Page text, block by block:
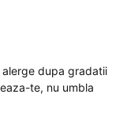
alerge dupa gradatii
te, nu umbla